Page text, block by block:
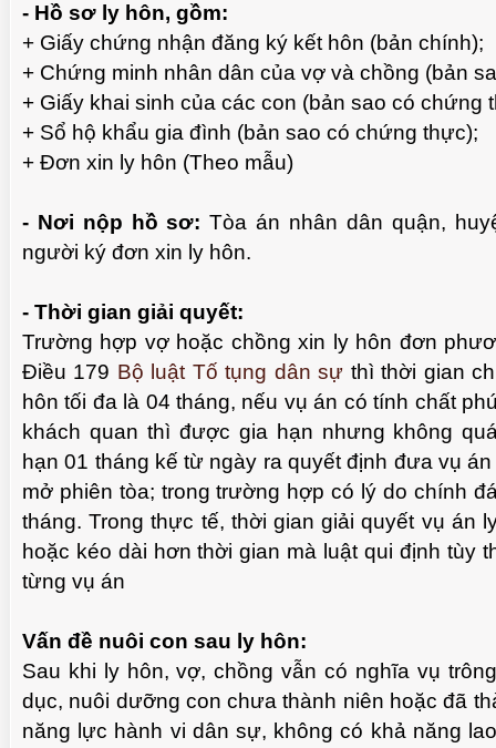
- Hồ sơ ly hôn, gồm:
+ Giấy chứng nhận đăng ký kết hôn (bản chính);
+ Chứng minh nhân dân của vợ và chồng (bản
+ Giấy khai sinh của các con (bản sao có chứng
+ Sổ hộ khẩu gia đình (bản sao có chứng thực);
+ Đơn xin ly hôn (Theo mẫu)
- Nơi nộp hồ sơ: Tòa án nhân dân quận,
người ký đơn xin ly hôn.
- Thời gian giải quyết:
Trường hợp vợ hoặc chồng xin ly hôn đơn
Điều 179 Bộ luật Tố tụng dân sự thì thời gian
hôn tối đa là 04 tháng, nếu vụ án có tính chất
khách quan thì được gia hạn nhưng không
hạn 01 tháng kế từ ngày ra quyết định đưa vụ
mở phiên tòa; trong trường hợp có lý do chính
tháng. Trong thực tế, thời gian giải quyết vụ án
hoặc kéo dài hơn thời gian mà luật qui định tùy
từng vụ án
Vấn đề nuôi con sau ly hôn:
Sau khi ly hôn, vợ, chồng vẫn có nghĩa vụ
dục, nuôi dưỡng con chưa thành niên hoặc đã
năng lực hành vi dân sự, không có khả năng
CHUẨN BỊ THƯ CHUYỂN VĂN BẰNG NHÃN
HIỆU GỐC TỚI KHÁCH HÀNG
MỘT